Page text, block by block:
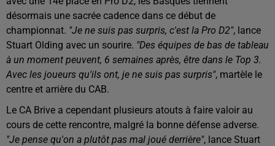
désormais une sacrée cadence dans ce début de
championnat. "Je ne suis pas surpris, c'est la Pro D2", lance
Stuart Olding avec un sourire. "Des équipes de bas de tableau
à un moment peuvent, 6 semaines après, être dans le Top 3.
Avec les joueurs qu'ils ont, je ne suis pas surpris", martèle le
centre et arrière du CAB.
Le CA Brive a cependant plusieurs atouts à faire valoir au
cours de cette rencontre, malgré la bonne défense adverse.
"Je pense qu'on a plutôt pas mal joué derrière", lance Stuart